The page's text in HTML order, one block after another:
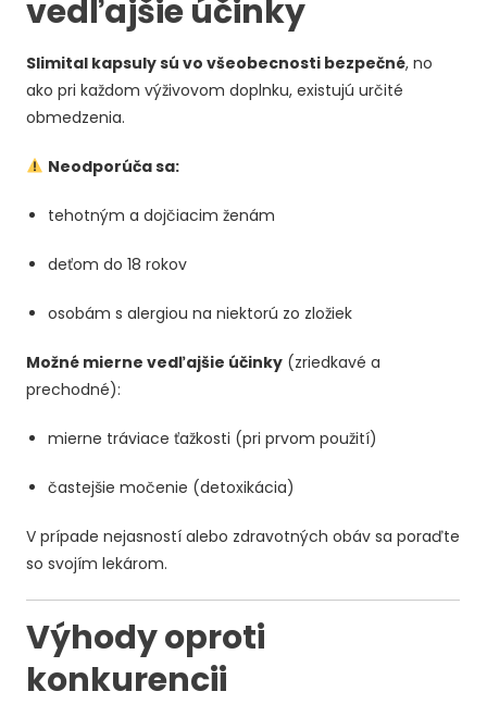
vedľajšie účinky
Slimital kapsuly sú vo všeobecnosti bezpečné, no
ako pri každom výživovom doplnku, existujú určité
obmedzenia.
Neodporúča sa:
tehotným a dojčiacim ženám
deťom do 18 rokov
osobám s alergiou na niektorú zo zložiek
Možné mierne vedľajšie účinky (zriedkavé a
prechodné):
mierne tráviace ťažkosti (pri prvom použití)
častejšie močenie (detoxikácia)
V prípade nejasností alebo zdravotných obáv sa poraďte
so svojím lekárom.
Výhody oproti
konkurencii